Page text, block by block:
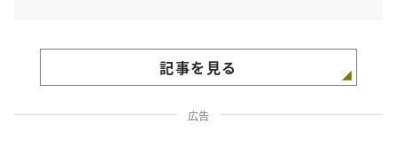
記事を見る
広告